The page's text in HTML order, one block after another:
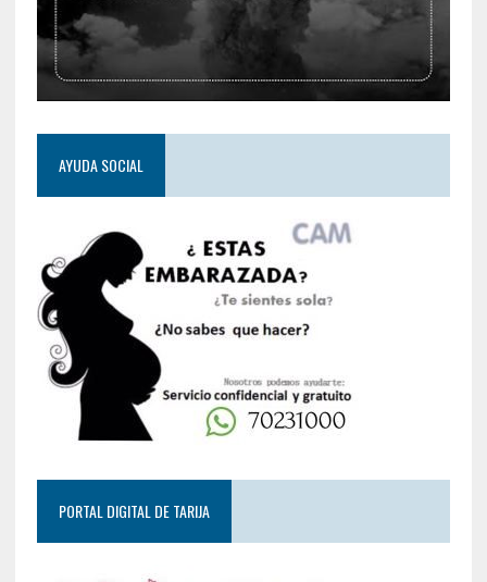
AYUDA SOCIAL
PORTAL DIGITAL DE TARIJA